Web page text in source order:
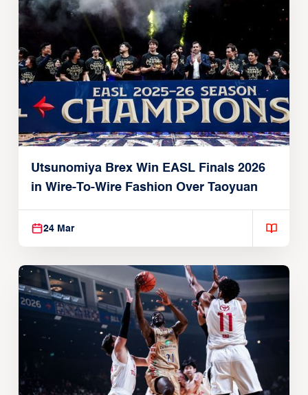
Utsunomiya Brex Win EASL Finals 2026
in Wire-To-Wire Fashion Over Taoyuan
24 Mar